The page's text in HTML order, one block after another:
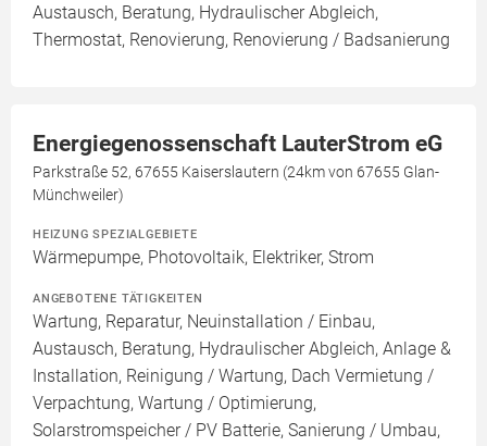
Austausch, Beratung, Hydraulischer Abgleich,
Thermostat, Renovierung, Renovierung / Badsanierung
Energiegenossenschaft LauterStrom eG
Parkstraße 52, 67655 Kaiserslautern (24km von 67655 Glan-
Münchweiler)
HEIZUNG SPEZIALGEBIETE
Wärmepumpe, Photovoltaik, Elektriker, Strom
ANGEBOTENE TÄTIGKEITEN
Wartung, Reparatur, Neuinstallation / Einbau,
Austausch, Beratung, Hydraulischer Abgleich, Anlage &
Installation, Reinigung / Wartung, Dach Vermietung /
Verpachtung, Wartung / Optimierung,
Solarstromspeicher / PV Batterie, Sanierung / Umbau,